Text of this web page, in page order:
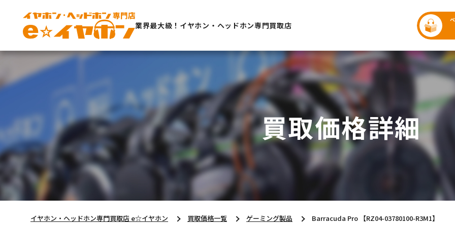
業界最大級！イヤホン・ヘッドホン専門買取店
買取価格詳細
イヤホン・ヘッドホン専門買取店 e☆イヤホン 買取価格一覧 ゲーミング製品 Barracuda Pro 【RZ04-03780100-R3M1】